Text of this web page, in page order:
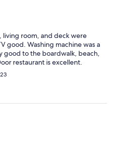
living room, and deck were
good. Washing machine was a
good to the boardwalk, beach,
restaurant is excellent.